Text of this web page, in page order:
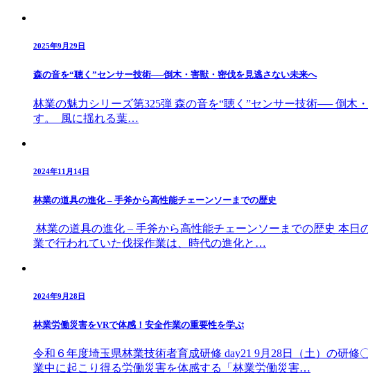
2025年9月29日
森の音を“聴く”センサー技術──倒木・害獣・密伐を見逃さない未来へ
林業の魅力シリーズ第325弾 森の音を“聴く”センサー技術── 倒
す。 風に揺れる葉…
2024年11月14日
林業の道具の進化 – 手斧から高性能チェーンソーまでの歴史
林業の道具の進化 – 手斧から高性能チェーンソーまでの歴史 本
業で行われていた伐採作業は、時代の進化と…
2024年9月28日
林業労働災害をVRで体感！安全作業の重要性を学ぶ
令和６年度埼玉県林業技術者育成研修 day21 9月28日（土）の研
業中に起こり得る労働災害を体感する「林業労働災害…